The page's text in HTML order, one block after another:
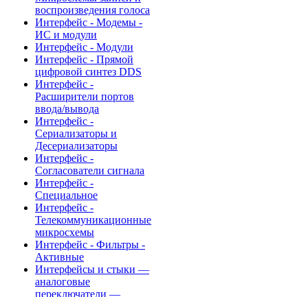
воспроизведения голоса
Интерфейс - Модемы -
ИС и модули
Интерфейс - Модули
Интерфейс - Прямой
цифровой синтез DDS
Интерфейс -
Расширители портов
ввода/вывода
Интерфейс -
Сериализаторы и
Десериализаторы
Интерфейс -
Согласователи сигнала
Интерфейс -
Специальное
Интерфейс -
Телекоммуникационные
микросхемы
Интерфейс - Фильтры -
Активные
Интерфейсы и стыки —
аналоговые
переключатели —